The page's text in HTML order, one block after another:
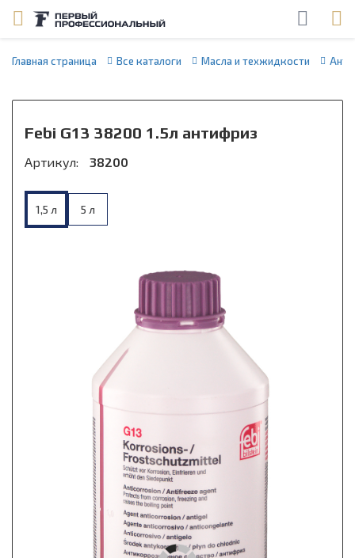
Главная страница Все каталоги Масла и техжидкости
Febi G13 38200 1.5л антифриз
Артикул: 38200
1,5 л 5 л